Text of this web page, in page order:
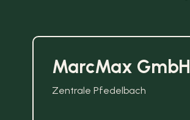
MarcMax GmbH
Zentrale Pfedelbach